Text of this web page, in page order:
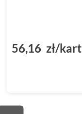
56,16 zł/kart